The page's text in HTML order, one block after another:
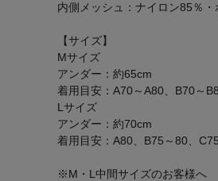
内側メッシュ：ナイロン85％
【サイズ】
Mサイズ
アンダー：約65cm
着用目安：A70～A80、B70～
Lサイズ
アンダー：約70cm
着用目安：A80、B75～80、
※M・L中間サイズのお客様へ